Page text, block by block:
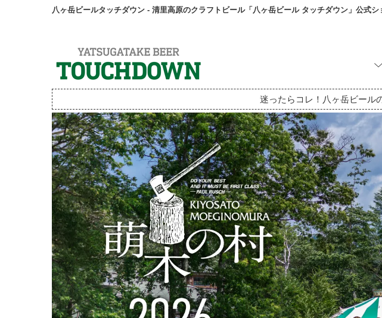
八ヶ岳ビールタッチダウン - 清里高原のクラフトビール「八ヶ岳ビール タッチダウン」公式シ
迷ったらコレ！八ヶ岳ビール